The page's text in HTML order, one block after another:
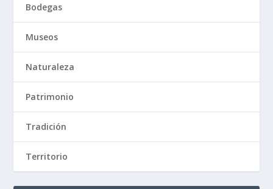
Bodegas
Museos
Naturaleza
Patrimonio
Tradición
Territorio